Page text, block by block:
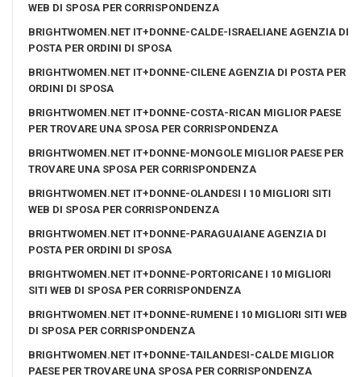
WEB DI SPOSA PER CORRISPONDENZA
BRIGHTWOMEN.NET IT+DONNE-CALDE-ISRAELIANE AGENZIA DI
POSTA PER ORDINI DI SPOSA
BRIGHTWOMEN.NET IT+DONNE-CILENE AGENZIA DI POSTA PER
ORDINI DI SPOSA
BRIGHTWOMEN.NET IT+DONNE-COSTA-RICAN MIGLIOR PAESE
PER TROVARE UNA SPOSA PER CORRISPONDENZA
BRIGHTWOMEN.NET IT+DONNE-MONGOLE MIGLIOR PAESE PER
TROVARE UNA SPOSA PER CORRISPONDENZA
BRIGHTWOMEN.NET IT+DONNE-OLANDESI I 10 MIGLIORI SITI
WEB DI SPOSA PER CORRISPONDENZA
BRIGHTWOMEN.NET IT+DONNE-PARAGUAIANE AGENZIA DI
POSTA PER ORDINI DI SPOSA
BRIGHTWOMEN.NET IT+DONNE-PORTORICANE I 10 MIGLIORI
SITI WEB DI SPOSA PER CORRISPONDENZA
BRIGHTWOMEN.NET IT+DONNE-RUMENE I 10 MIGLIORI SITI WEB
DI SPOSA PER CORRISPONDENZA
BRIGHTWOMEN.NET IT+DONNE-TAILANDESI-CALDE MIGLIOR
PAESE PER TROVARE UNA SPOSA PER CORRISPONDENZA